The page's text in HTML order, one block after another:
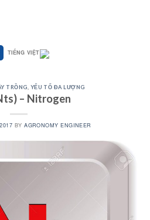
TIẾNG VIỆT
TRỒNG YẾU TỐ ĐA LƯỢNG
– Nitrogen
BYAGRONOMY ENGINEER